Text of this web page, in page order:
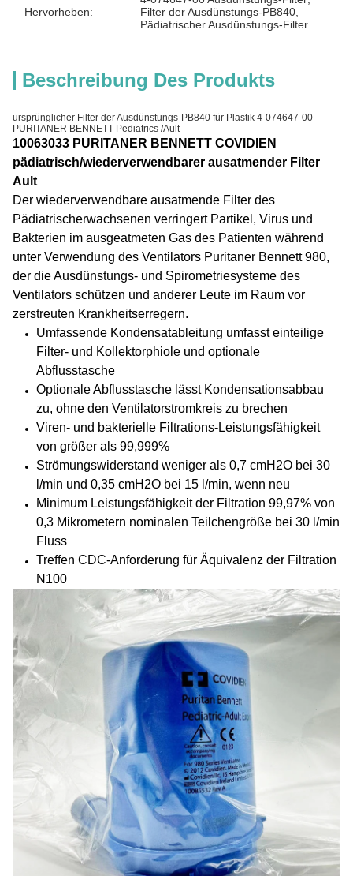
Hervorheben:
Filter der Ausdünstungs-PB840
Pädiatrischer Ausdünstungs-Filter
Beschreibung Des Produkts
ursprünglicher Filter der Ausdünstungs-PB840 für Plastik 4-074647-00
PURITANER BENNETT Pediatrics /Ault
10063033 PURITANER BENNETT COVIDIEN
pädiatrisch/wiederverwendbarer ausatmender Filter
Ault
Der wiederverwendbare ausatmende Filter des
Pädiatrischerwachsenen verringert Partikel, Virus und
Bakterien im ausgeatmeten Gas des Patienten während
unter Verwendung des Ventilators Puritaner Bennett 980,
der die Ausdünstungs- und Spirometriesysteme des
Ventilators schützen und anderer Leute im Raum vor
zerstreuten Krankheitserregern.
Umfassende Kondensatableitung umfasst einteilige
Filter- und Kollektorphiole und optionale
Abflusstasche
Optionale Abflusstasche lässt Kondensationsabbau
zu, ohne den Ventilatorstromkreis zu brechen
Viren- und bakterielle Filtrations-Leistungsfähigkeit
von größer als 99,999%
Strömungswiderstand weniger als 0,7 cmH2O bei 30
l/min und 0,35 cmH2O bei 15 l/min, wenn neu
Minimum Leistungsfähigkeit der Filtration 99,97% von
0,3 Mikrometern nominalen Teilchengröße bei 30 l/min
Fluss
Treffen CDC-Anforderung für Äquivalenz der Filtration
N100